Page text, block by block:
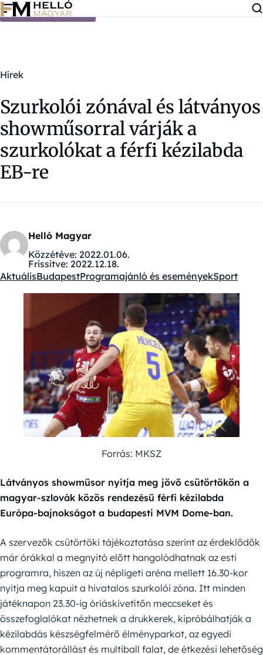
Ugrás a tartalomra
Hírek
Szurkolói zónával és látványos
showműsorral várják a
szurkolókat a férfi kézilabda
EB-re
Helló Magyar
Közzétéve: 2022.01.06.
Frissítve: 2022.12.18.
Kategóriák:
AktuálisBudapestProgramajánló és eseményekSport
Forrás: MKSZ
Látványos showműsor nyitja meg jövő csütörtökön a
magyar-szlovák közös rendezésű férfi kézilabda
Európa-bajnokságot a budapesti MVM Dome-ban.
A szervezők csütörtöki tájékoztatása szerint az érdeklődők
már órákkal a megnyitó előtt hangolódhatnak az esti
programra, hiszen az új népligeti aréna mellett 16.30-kor
nyitja meg kapuit a hivatalos szurkolói zóna. Itt minden
játéknapon 23.30-ig óriáskivetítőn meccseket és
összefoglalókat nézhetnek a drukkerek, kipróbálhatják a
kézilabdás készségfelmérő élményparkot, az egyedi
kommentátorállást és multiball falat, de étkezési lehetőség